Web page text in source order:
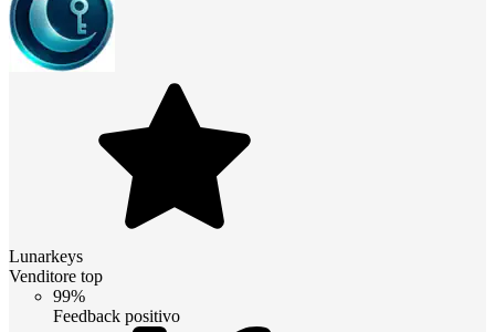
Lunarkeys
Venditore top
99%
Feedback positivo